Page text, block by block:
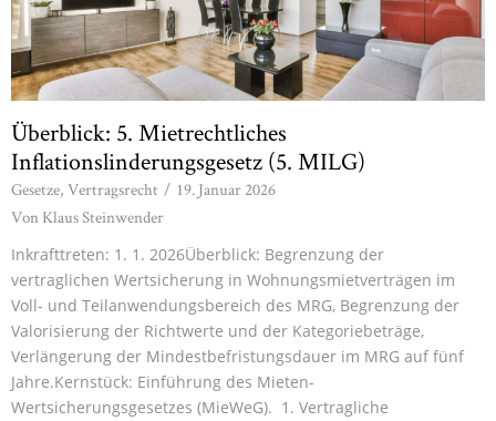
Überblick: 5. Mietrechtliches
Inflationslinderungsgesetz (5. MILG)
Gesetze, Vertragsrecht / 19. Januar 2026
Von Klaus Steinwender
Inkrafttreten: 1. 1. 2026Überblick: Begrenzung der
vertraglichen Wertsicherung in Wohnungsmietverträgen im
Voll- und Teilanwendungsbereich des MRG, Begrenzung der
Valorisierung der Richtwerte und der Kategoriebeträge,
Verlängerung der Mindestbefristungsdauer im MRG auf fünf
Jahre.Kernstück: Einführung des Mieten-
Wertsicherungsgesetzes (MieWeG). 1. Vertragliche